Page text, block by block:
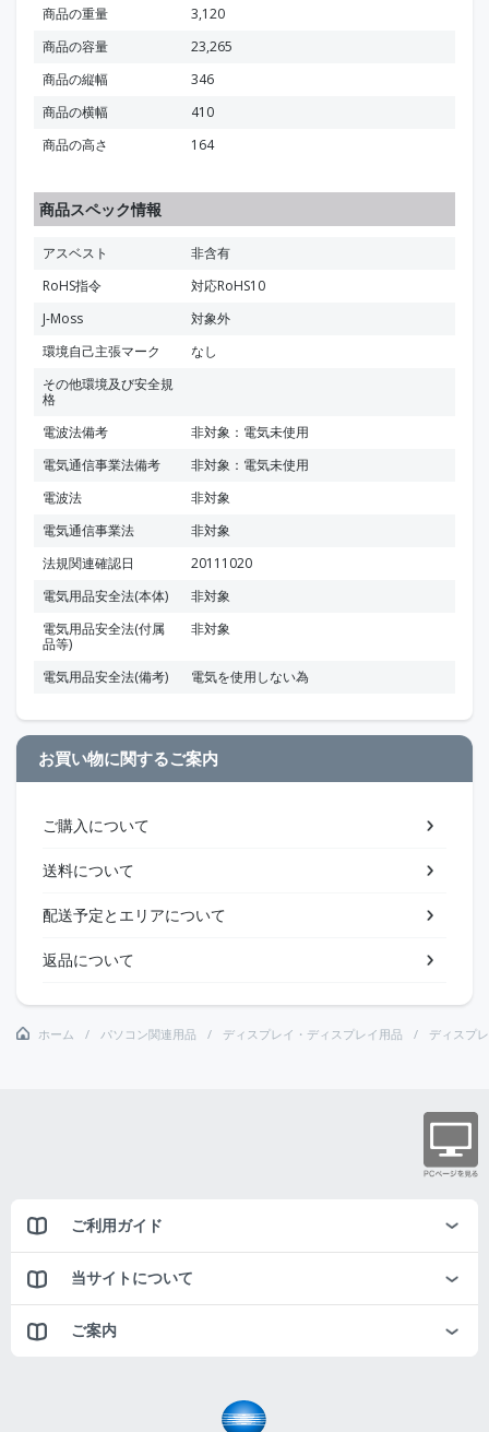
商品の重量
3,120
商品の容量
23,265
商品の縦幅
346
商品の横幅
410
商品の高さ
164
商品スペック情報
アスベスト
非含有
RoHS指令
対応RoHS10
J-Moss
対象外
環境自己主張マーク
なし
その他環境及び安全規
格
電波法備考
非対象：電気未使用
電気通信事業法備考
非対象：電気未使用
電波法
非対象
電気通信事業法
非対象
法規関連確認日
20111020
電気用品安全法(本体)
非対象
電気用品安全法(付属
品等)
非対象
電気用品安全法(備考) 電気を使用しない為
お買い物に関するご案内
ご購入について
送料について
配送予定とエリアについて
返品について
ホーム パソコン関連用品 ディスプレイ・ディスプレイ用品 ディスプ
ご利用ガイド
当サイトについて
ご案内